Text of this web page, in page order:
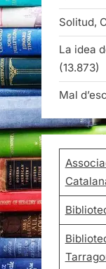
Solitud,
La idea
(13.873)
Mal